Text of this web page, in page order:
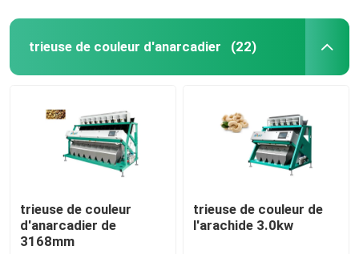
trieuse de couleur d'anarcadier (22)
trieuse de couleur
d'anarcadier de
3168mm
trieuse de couleur de
l'arachide 3.0kw